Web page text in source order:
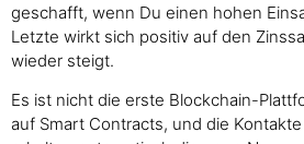
geschafft, wenn Du einen hohen
Letzte wirkt sich positiv auf den
wieder steigt.
Es ist nicht die erste Blockchain-
auf Smart Contracts, und die